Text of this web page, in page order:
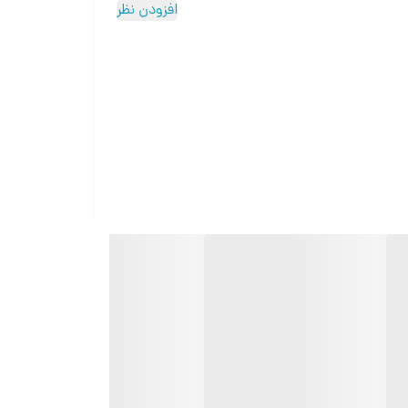
افزودن نظر